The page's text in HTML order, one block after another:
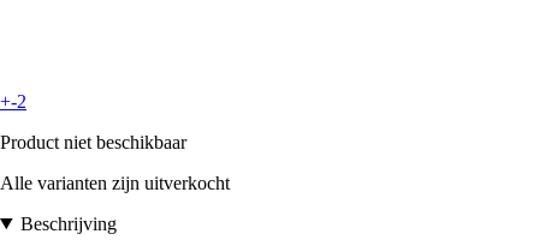
+-2
Product niet beschikbaar
Alle varianten zijn uitverkocht
Beschrijving